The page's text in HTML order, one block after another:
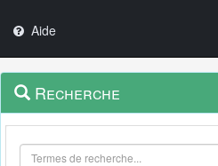
Aide
Navigation
outils
Menu
contextuel
Recherche